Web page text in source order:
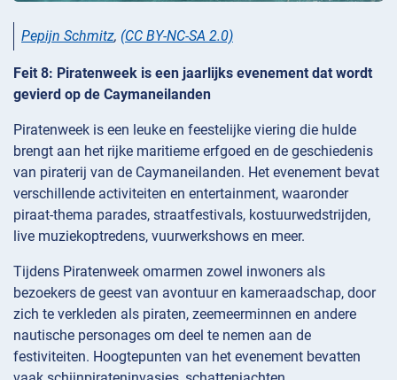
Pepijn Schmitz, (CC BY-NC-SA 2.0)
Feit 8: Piratenweek is een jaarlijks evenement dat wordt
gevierd op de Caymaneilanden
Piratenweek is een leuke en feestelijke viering die hulde
brengt aan het rijke maritieme erfgoed en de geschiedenis
van piraterij van de Caymaneilanden. Het evenement bevat
verschillende activiteiten en entertainment, waaronder
piraat-thema parades, straatfestivals, kostuurwedstrijden,
live muziekoptredens, vuurwerkshows en meer.
Tijdens Piratenweek omarmen zowel inwoners als
bezoekers de geest van avontuur en kameraadschap, door
zich te verkleden als piraten, zeemeerminnen en andere
nautische personages om deel te nemen aan de
festiviteiten. Hoogtepunten van het evenement bevatten